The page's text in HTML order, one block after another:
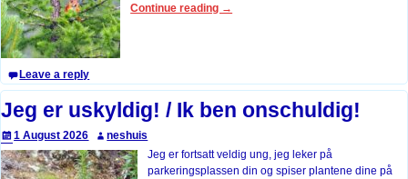
Continue reading →
Leave a reply
Jeg er uskyldig! / Ik ben onschuldig!
1 August 2026
neshuis
Jeg er fortsatt veldig ung, jeg leker på
parkeringsplassen din og spiser plantene dine på